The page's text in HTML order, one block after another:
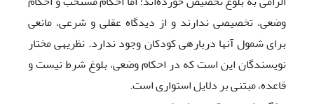
وضعی، تخصیصی ندارند و از دیدگاه عقلی و شرعی، مانعی
برای شمول آنها درباره­ی کودکان وجود ندارد. نظریه­ی مختار
نویسندگان این است که در احکام وضعی، بلوغ شرط نیست و
قاعده، مبتنی بر دلایل استواری است.